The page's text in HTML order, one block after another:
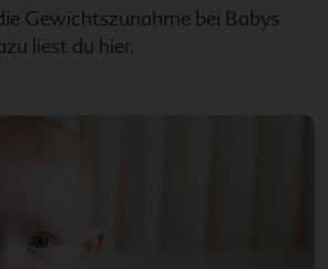
Gewichtszunahme bei Babys
liest du hier.